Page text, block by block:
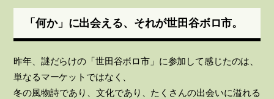
「何か」に出会える、それが世田谷ボロ市。
昨年、謎だらけの「世田谷ボロ市」に参加して感じたのは、
単なるマーケットではなく、
冬の風物詩であり、文化であり、たくさんの出会いに溢れる